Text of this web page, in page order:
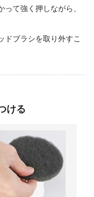
て強く押しながら、
ドブラシを取り外すこ
ける